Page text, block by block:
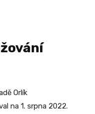
Orlík
na 1. srpna 2022.